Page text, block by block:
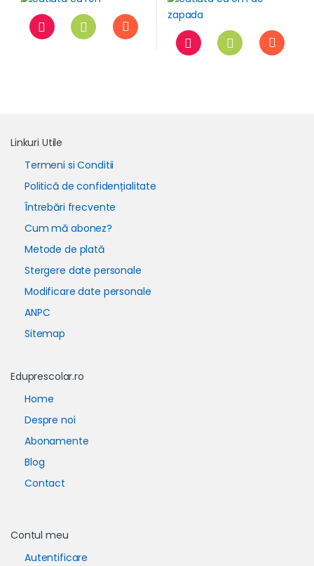
Linkuri Utile
Termeni si Conditii
Politică de confidențialitate
Întrebări frecvente
Cum mă abonez?
Metode de plată
Stergere date personale
Modificare date personale
ANPC
Sitemap
Eduprescolar.ro
Home
Despre noi
Abonamente
Blog
Contact
Contul meu
Autentificare